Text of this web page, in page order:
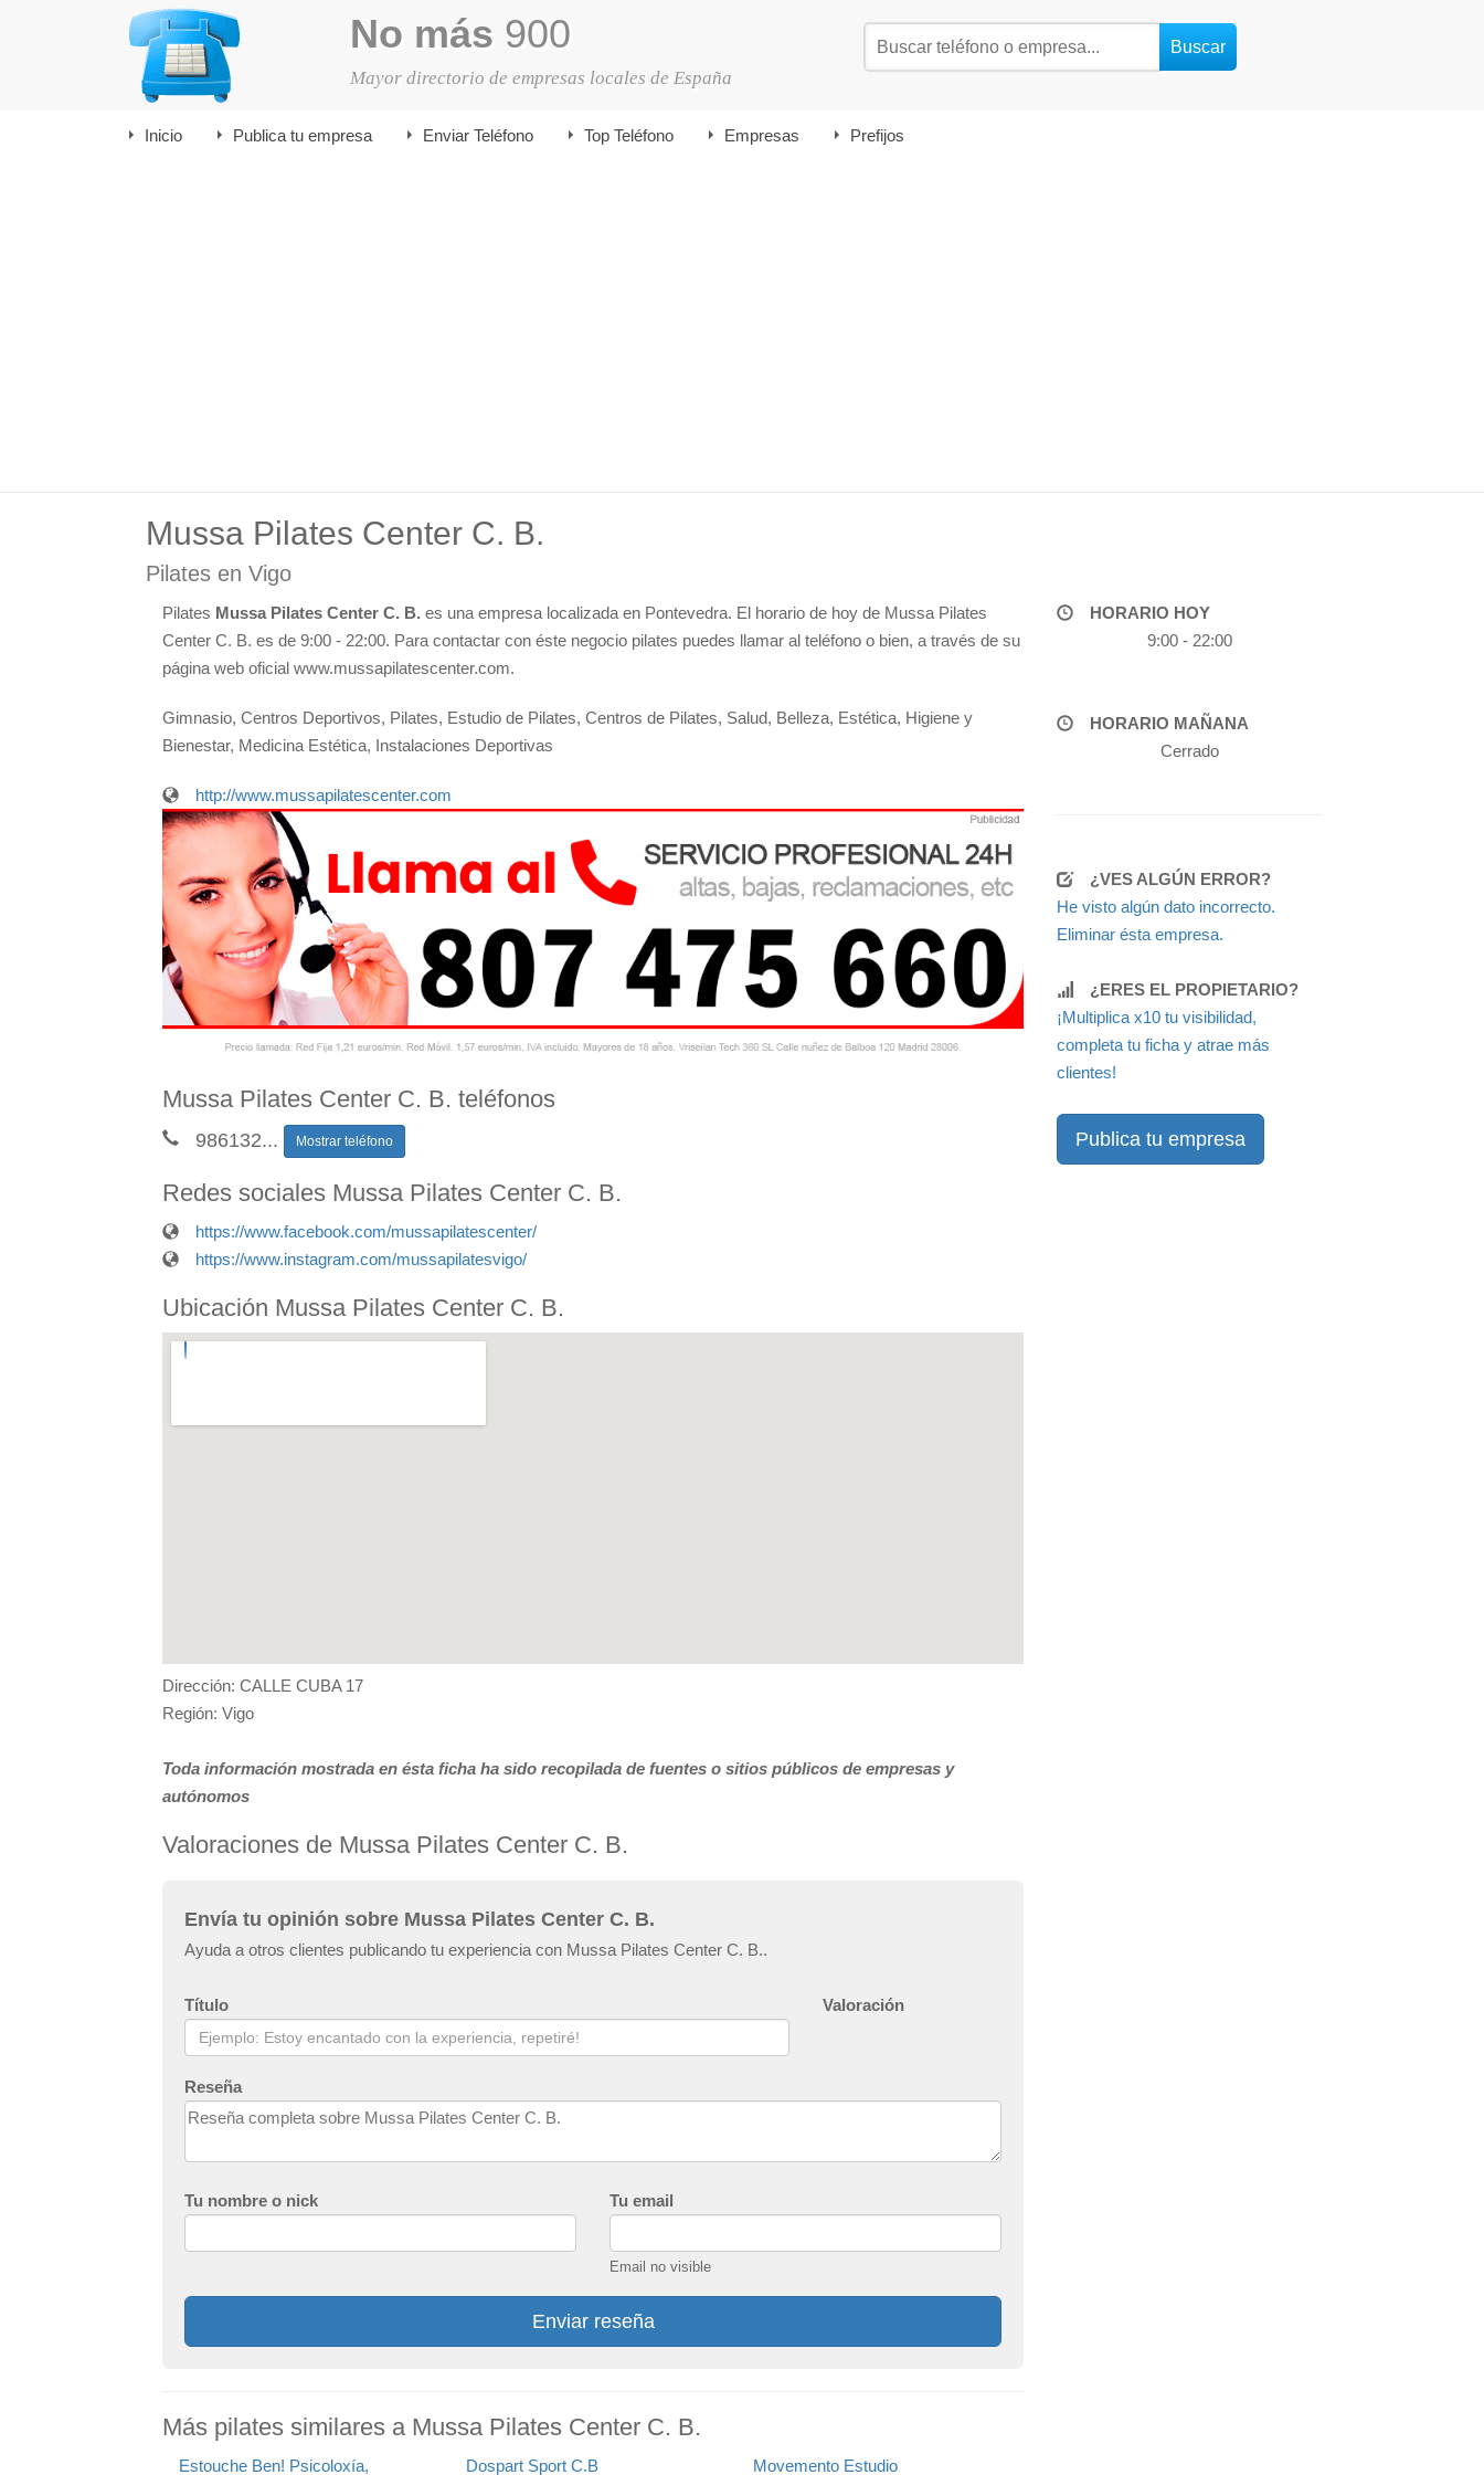
No más 900
Mayor directorio de empresas locales de España
Inicio Publica tu empresa Enviar Teléfono Top Teléfono Empresas Prefijos
Mussa Pilates Center C. B.
Pilates en Vigo
Pilates Mussa Pilates Center C. B. es una empresa localizada en Pontevedra. El horario de hoy de Mussa Pilates
Center C. B. es de 9:00 - 22:00. Para contactar con éste negocio pilates puedes llamar al teléfono o bien, a través de su
página web oficial www.mussapilatescenter.com.
Gimnasio, Centros Deportivos, Pilates, Estudio de Pilates, Centros de Pilates, Salud, Belleza, Estética, Higiene y
Bienestar, Medicina Estética, Instalaciones Deportivas
http://www.mussapilatescenter.com
Mussa Pilates Center C. B. teléfonos
986132... Mostrar teléfono
Redes sociales Mussa Pilates Center C. B.
https://www.facebook.com/mussapilatescenter/
https://www.instagram.com/mussapilatesvigo/
Ubicación Mussa Pilates Center C. B.
Dirección: CALLE CUBA 17
Región: Vigo
Toda información mostrada en ésta ficha ha sido recopilada de fuentes o sitios públicos de empresas y
autónomos
Valoraciones de Mussa Pilates Center C. B.
Envía tu opinión sobre Mussa Pilates Center C. B.
Ayuda a otros clientes publicando tu experiencia con Mussa Pilates Center C. B..
Título Valoración
Reseña
Tu nombre o nick Tu email
Email no visible
Enviar reseña
Más pilates similares a Mussa Pilates Center C. B.
Estouche Ben! Psicoloxía, Dospart Sport C.B Movemento Estudio
HORARIO HOY
9:00 - 22:00
HORARIO MAÑANA
Cerrado
¿VES ALGÚN ERROR?
He visto algún dato incorrecto.
Eliminar ésta empresa.
¿ERES EL PROPIETARIO?
¡Multiplica x10 tu visibilidad,
completa tu ficha y atrae más
clientes!
Publica tu empresa